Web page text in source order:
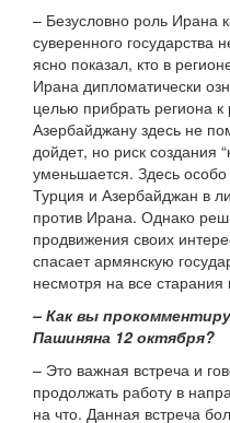
– Безусловно роль Ирана
суверенного государства
ясно показал, кто в
Ирана дипломатически
целью прибрать региона
Азербайджану здесь не
дойдет, но риск создания
уменьшается. Здесь
Турция и Азербайджан в
против Ирана. Однако
продвижения своих
спасает армянскую
несмотря на все
– Как вы
Пашиняна 12 октября?
– Это важная встреча и
продолжать работу в
на что. Данная встреча